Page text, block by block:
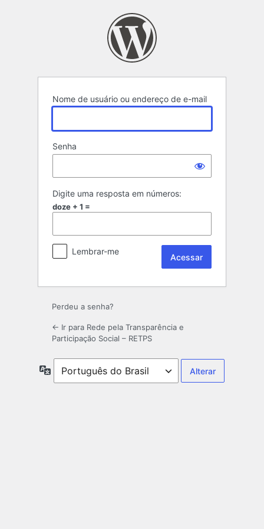
Nome de usuário ou endereço de e-mail
Senha
Digite uma resposta em números:
doze + 1 =
Lembrar-me
Perdeu a senha?
← Ir para Rede pela Transparência e
Participação Social – RETPS
Idioma